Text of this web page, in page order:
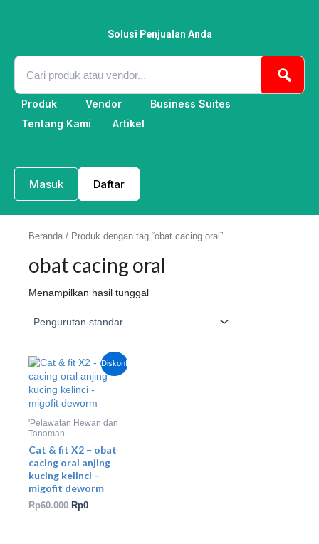
Solusi Penjualan Anda
Produk Vendor
Business Suites
Tentang Kami
Artikel
Masuk Daftar
Beranda / Produk dengan tag “obat cacing oral”
obat cacing oral
Menampilkan hasil tunggal
Diskon!
'Pelawatan Hewan dan
Tanaman
Cat & fit X2 – obat
cacing oral anjing
kucing kelinci –
migofit deworm
Rp60.000
Harga
aslinya
adalah:
Rp60.000.
Rp0
Harga
saat
ini
adalah:
Rp0.